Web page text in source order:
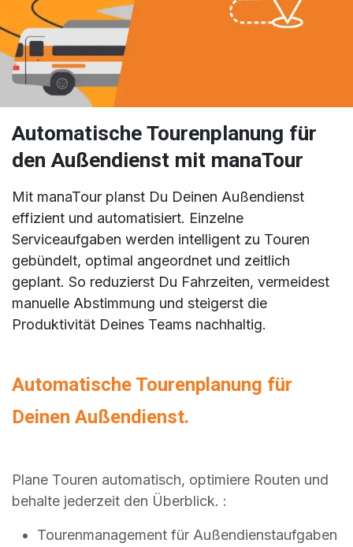
Automatische Tourenplanung für
den Außendienst mit manaTour
Mit manaTour planst Du Deinen Außendienst
effizient und automatisiert. Einzelne
Serviceaufgaben werden intelligent zu Touren
gebündelt, optimal angeordnet und zeitlich
geplant. So reduzierst Du Fahrzeiten, vermeidest
manuelle Abstimmung und steigerst die
Produktivität Deines Teams nachhaltig.
Automatische Tourenplanung für
Deinen Außendienst.
Plane Touren automatisch, optimiere Routen und
behalte jederzeit den Überblick. :
Tourenmanagement für Außendienstaufgaben